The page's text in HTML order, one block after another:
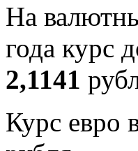
На
года курс
2,1141
Курс евро